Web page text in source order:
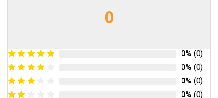
0
0% (0)
0% (0)
0% (0)
0% (0)